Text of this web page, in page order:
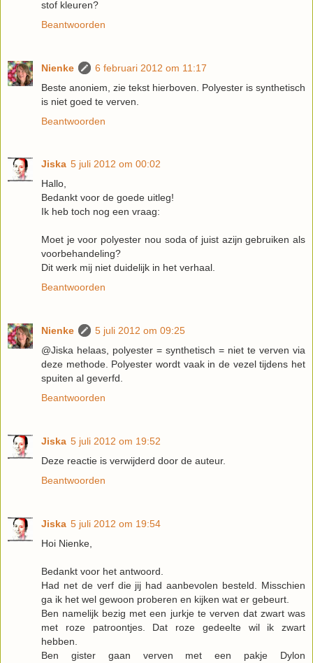
stof kleuren?
Beantwoorden
Nienke
6 februari 2012 om 11:17
Beste anoniem, zie tekst hierboven. Polyester is synthetisch
is niet goed te verven.
Beantwoorden
Jiska 5 juli 2012 om 00:02
Hallo,
Bedankt voor de goede uitleg!
Ik heb toch nog een vraag:
Moet je voor polyester nou soda of juist azijn gebruiken als
voorbehandeling?
Dit werk mij niet duidelijk in het verhaal.
Beantwoorden
Nienke
5 juli 2012 om 09:25
@Jiska helaas, polyester = synthetisch = niet te verven via
deze methode. Polyester wordt vaak in de vezel tijdens het
spuiten al geverfd.
Beantwoorden
Jiska 5 juli 2012 om 19:52
Deze reactie is verwijderd door de auteur.
Beantwoorden
Jiska 5 juli 2012 om 19:54
Hoi Nienke,
Bedankt voor het antwoord.
Had net de verf die jij had aanbevolen besteld. Misschien
ga ik het wel gewoon proberen en kijken wat er gebeurt.
Ben namelijk bezig met een jurkje te verven dat zwart was
met roze patroontjes. Dat roze gedeelte wil ik zwart
hebben.
Ben gister gaan verven met een pakje Dylon